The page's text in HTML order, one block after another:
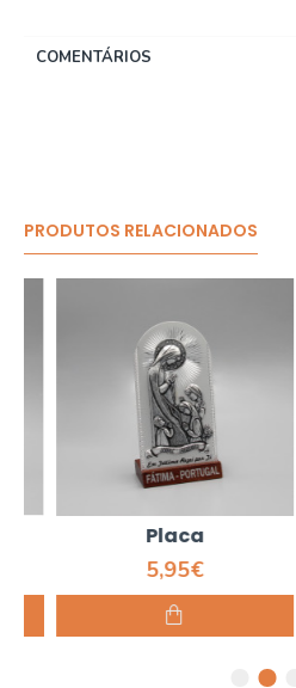
COMENTÁRIOS
PRODUTOS RELACIONADOS
Placa
5,95€